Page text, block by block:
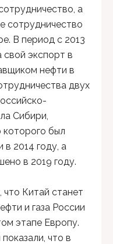
а
сотрудничество
В период с 2013
свой экспорт в
нефти в
двух
Сибири,
которого был
2014 году, а
в 2019 году.
Китай станет
и газа России
этапе Европу.
что в